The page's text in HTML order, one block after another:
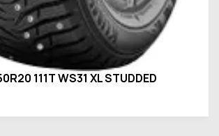
111T WS31 XL STUDDED